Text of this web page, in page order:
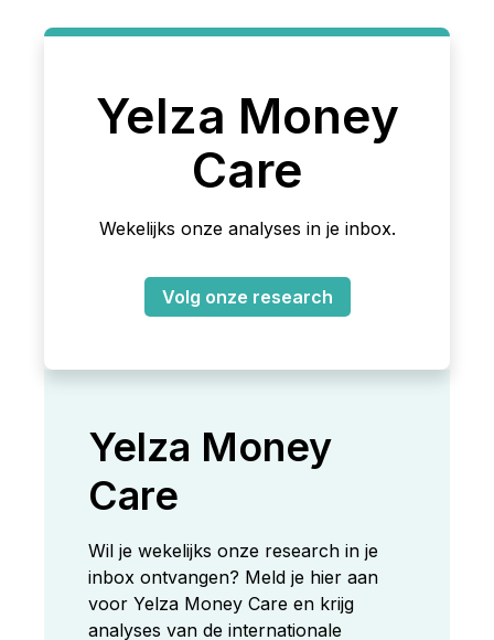
Yelza Money
Care
Wekelijks onze analyses in je inbox.
Volg onze research
Yelza Money
Care
Wil je wekelijks onze research in je
inbox ontvangen? Meld je hier aan
voor Yelza Money Care en krijg
analyses van de internationale